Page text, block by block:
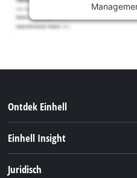
Ontdek Einhell
Service
Einhell Insight
Juridisch